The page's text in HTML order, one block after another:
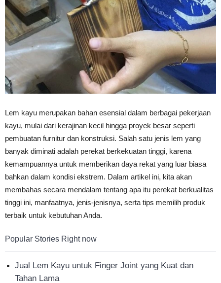
Cepat
Kering,
Kuat
Tahan
Lama
Lem kayu merupakan bahan esensial dalam berbagai pekerjaan
kayu, mulai dari kerajinan kecil hingga proyek besar seperti
pembuatan furnitur dan konstruksi. Salah satu jenis lem yang
banyak diminati adalah perekat berkekuatan tinggi, karena
kemampuannya untuk memberikan daya rekat yang luar biasa
bahkan dalam kondisi ekstrem. Dalam artikel ini, kita akan
membahas secara mendalam tentang apa itu perekat berkualitas
tinggi ini, manfaatnya, jenis-jenisnya, serta tips memilih produk
terbaik untuk kebutuhan Anda.
Popular Stories Right now
Jual Lem Kayu untuk Finger Joint yang Kuat dan
Tahan Lama